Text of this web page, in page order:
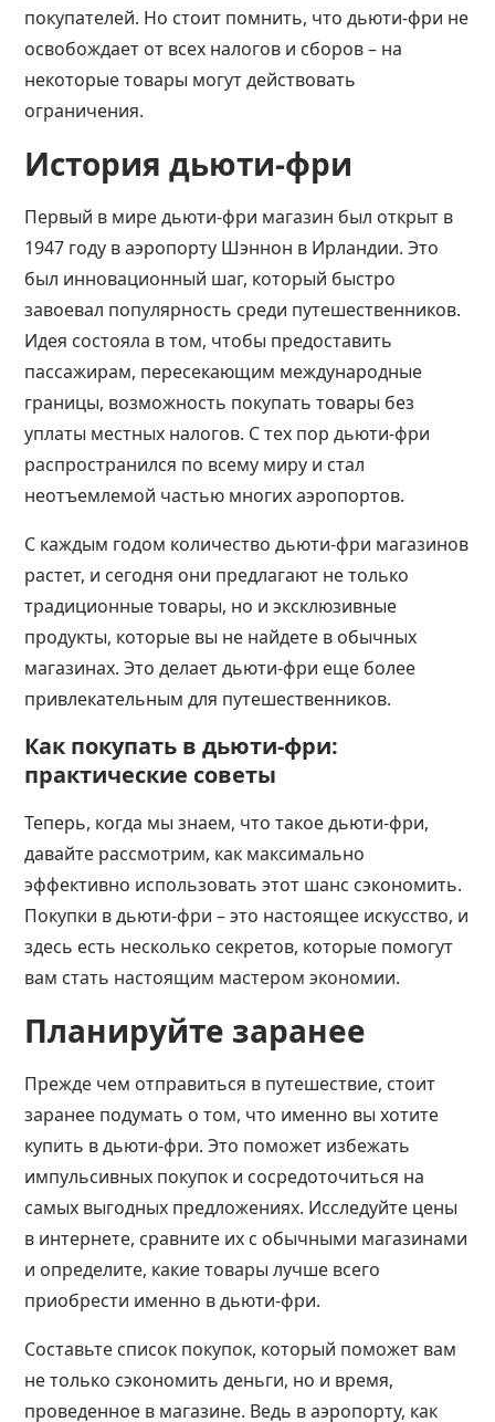
покупателей. Но стоит помнить, что дьюти-фри не
освобождает от всех налогов и сборов – на
некоторые товары могут действовать
ограничения.
История дьюти-фри
Первый в мире дьюти-фри магазин был открыт в
1947 году в аэропорту Шэннон в Ирландии. Это
был инновационный шаг, который быстро
завоевал популярность среди путешественников.
Идея состояла в том, чтобы предоставить
пассажирам, пересекающим международные
границы, возможность покупать товары без
уплаты местных налогов. С тех пор дьюти-фри
распространился по всему миру и стал
неотъемлемой частью многих аэропортов.
С каждым годом количество дьюти-фри магазинов
растет, и сегодня они предлагают не только
традиционные товары, но и эксклюзивные
продукты, которые вы не найдете в обычных
магазинах. Это делает дьюти-фри еще более
привлекательным для путешественников.
Как покупать в дьюти-фри:
практические советы
Теперь, когда мы знаем, что такое дьюти-фри,
давайте рассмотрим, как максимально
эффективно использовать этот шанс сэкономить.
Покупки в дьюти-фри – это настоящее искусство, и
здесь есть несколько секретов, которые помогут
вам стать настоящим мастером экономии.
Планируйте заранее
Прежде чем отправиться в путешествие, стоит
заранее подумать о том, что именно вы хотите
купить в дьюти-фри. Это поможет избежать
импульсивных покупок и сосредоточиться на
самых выгодных предложениях. Исследуйте цены
в интернете, сравните их с обычными магазинами
и определите, какие товары лучше всего
приобрести именно в дьюти-фри.
Составьте список покупок, который поможет вам
не только сэкономить деньги, но и время,
проведенное в магазине. Ведь в аэропорту, как